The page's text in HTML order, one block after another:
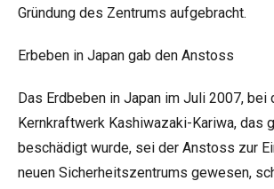
Gründung des Zentrums aufgebracht.
Erbeben in Japan gab den Anstoss
Das Erdbeben in Japan im Juli 2007, bei
Kernkraftwerk Kashiwazaki-Kariwa, das
beschädigt wurde, sei der Anstoss zur
neuen Sicherheitszentrums gewesen,